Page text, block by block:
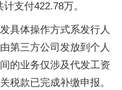
支付422.78万。
具体操作方式系发行人
第三方公司发放到个人
的业务仅涉及代发工资
税款已完成补缴申报。